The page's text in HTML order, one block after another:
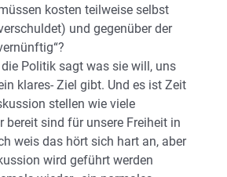
kosten teilweise selbst
und gegenüber der
Politik sagt was sie will, uns
klares- Ziel gibt. Und es ist Zeit
stellen wie viele
bereit sind für unsere Freiheit in
weis das hört sich hart an, aber
wird geführt werden